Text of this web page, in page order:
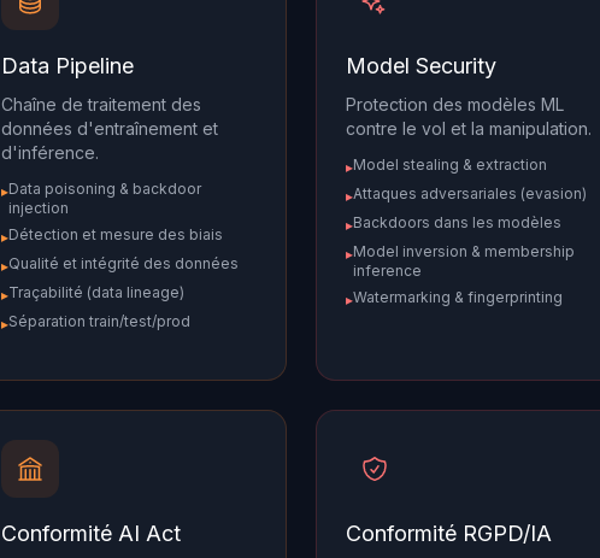
Data Pipeline
Chaîne de traitement des
données d'entraînement et
d'inférence.
▸Data poisoning & backdoor
injection
▸Détection et mesure des biais
▸Qualité et intégrité des données
▸Traçabilité (data lineage)
▸Séparation train/test/prod
Model Security
Protection des modèles ML
contre le vol et la manipulation.
▸Model stealing & extraction
▸Attaques adversariales (evasion)
▸Backdoors dans les modèles
▸Model inversion & membership
inference
▸Watermarking & fingerprinting
Conformité AI Act Conformité RGPD/IA